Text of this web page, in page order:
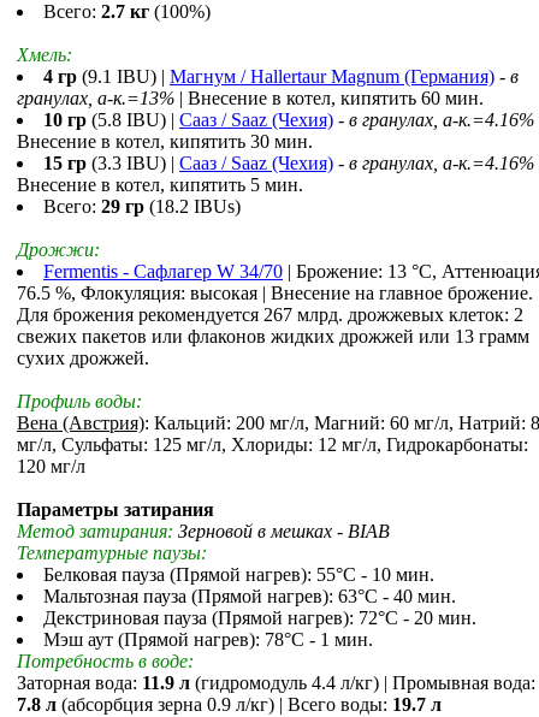
Всего: 2.7 кг (100%)
Хмель:
4 гр (9.1 IBU) | Магнум / Hallertaur Magnum (Германия) - в
гранулах, a-к.=13% | Внесение в котел, кипятить 60 мин.
10 гр (5.8 IBU) | Сааз / Saaz (Чехия) - в гранулах, a-к.=4.16%
Внесение в котел, кипятить 30 мин.
15 гр (3.3 IBU) | Сааз / Saaz (Чехия) - в гранулах, a-к.=4.16%
Внесение в котел, кипятить 5 мин.
Всего: 29 гр (18.2 IBUs)
Дрожжи:
Fermentis - Сафлагер W 34/70 | Брожение: 13 °С,
76.5 %, Флокуляция: высокая | Внесение на главное брожение.
Для брожения рекомендуется 267 млрд. дрожжевых клеток: 2
свежих пакетов или флаконов жидких дрожжей или 13 грамм
сухих дрожжей.
Профиль воды:
Вена (Австрия): Кальций: 200 мг/л, Магний: 60 мг/л, Натрий: 8
мг/л, Сульфаты: 125 мг/л, Хлориды: 12 мг/л, Гидрокарбонаты:
120 мг/л
Параметры затирания
Метод затирания: Зерновой в мешках - BIAB
Температурные паузы:
Белковая пауза (Прямой нагрев): 55°С - 10 мин.
Мальтозная пауза (Прямой нагрев): 63°С - 40 мин.
Декстриновая пауза (Прямой нагрев): 72°С - 20 мин.
Мэш аут (Прямой нагрев): 78°С - 1 мин.
Потребность в воде:
Заторная вода: 11.9 л (гидромодуль 4.4 л/кг) | Промывная вода:
7.8 л (абсорбция зерна 0.9 л/кг) | Всего воды: 19.7 л